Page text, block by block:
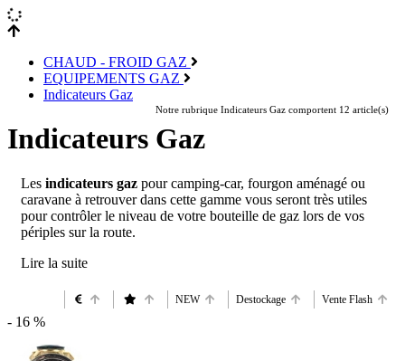
CHAUD - FROID GAZ
EQUIPEMENTS GAZ
Indicateurs Gaz
Indicateurs Gaz
Notre rubrique Indicateurs Gaz comportent 12 article(s)
Les indicateurs gaz pour camping-car, fourgon aménagé ou
caravane à retrouver dans cette gamme vous seront très utiles
pour contrôler le niveau de votre bouteille de gaz lors de vos
périples sur la route.
NEW Destockage Vente Flash
- 16 %